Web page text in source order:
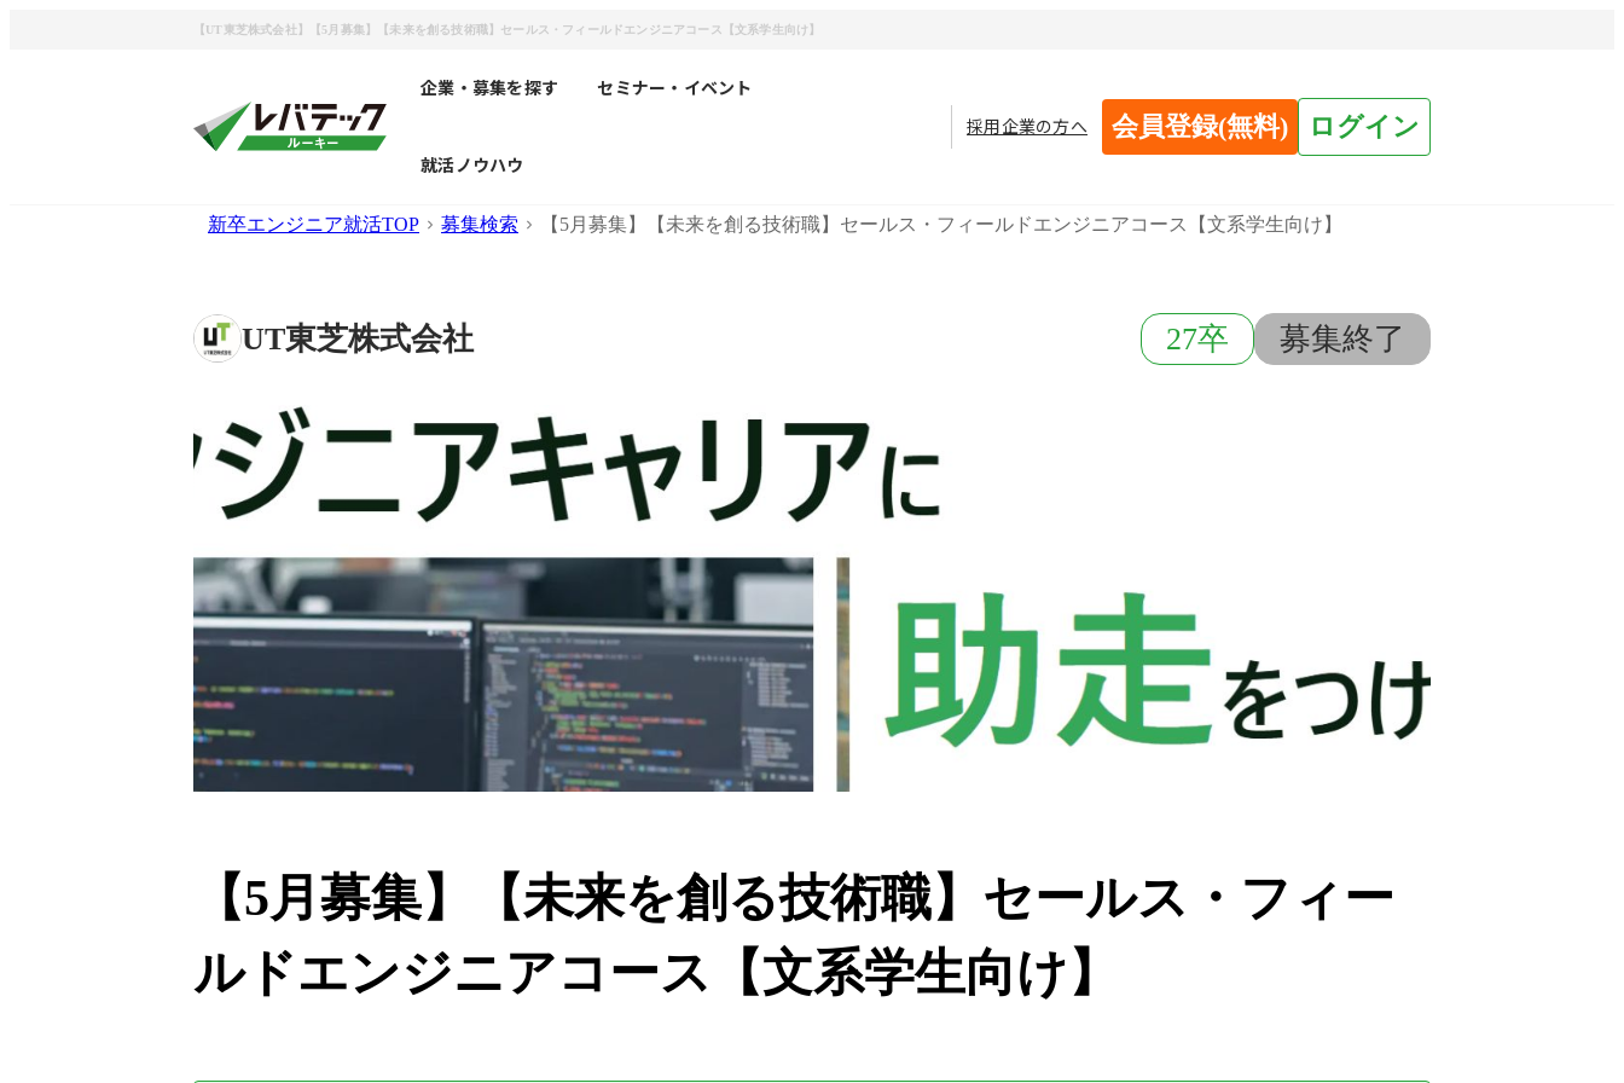
【UT東芝株式会社】【5月募集】【未来を創る技術職】セールス・フィールドエンジニアコース【文系学生向け】
企業・募集を探す セミナー・イベント
就活ノウハウ
採用企業の方へ 会員登録(無料) ログイン
新卒エンジニア就活TOP 募集検索 【5月募集】【未来を創る技術職】セールス・フィールドエンジニアコース【文系学生向け】
UT東芝株式会社 27卒 募集終了
【5月募集】【未来を創る技術職】セールス・フィー
ルドエンジニアコース【文系学生向け】